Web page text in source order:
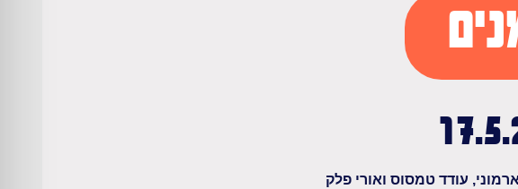
עודד טמסוס ואורי פלק